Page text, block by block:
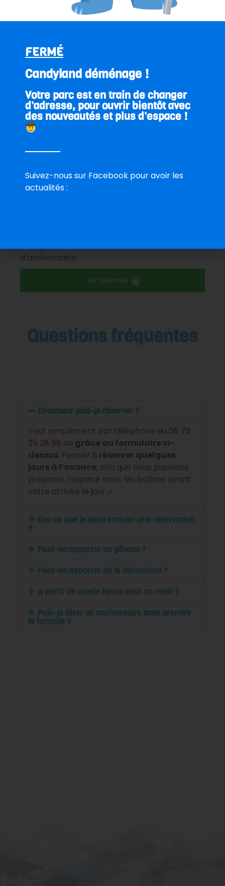
Date de la réservation
Heure d’arrivée
d’anniversaire.
Je réserve !
Questions fréquentes
Comment puis-je réserver ?
Tout simplement par téléphone au 06 79
35 28 58 ou grâce au formulaire ci-
dessus. Pensez à réserver quelques
jours à l’avance, afin que nous puissions
préparer l’espace avec les ballons avant
votre arrivée le jour J.
Est-ce que je peux annuler une réservation
?
Peut-on apporter un gâteau ?
Peut-on apporter de la décoration ?
A partir de quelle heure peut on venir ?
Puis-je fêter un anniversaire sans prendre
la formule ?
FERMÉ
Candyland déménage !
Votre parc est en train de changer
d'adresse, pour ouvrir bientôt avec
des nouveautés et plus d'espace !
Suivez-nous sur Facebook pour avoir les
actualités :